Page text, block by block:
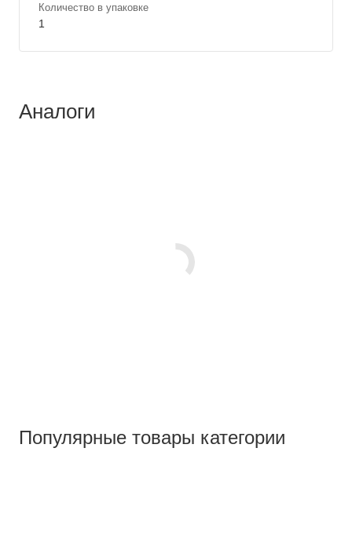
Количество в упаковке
1
Аналоги
Популярные товары категории